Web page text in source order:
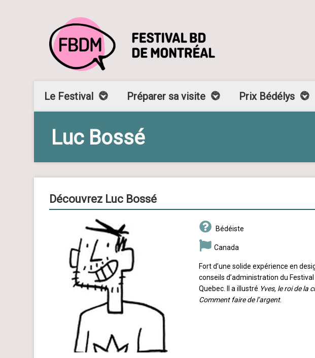
Le Festival Préparer sa visite Prix Bédélys
Luc Bossé
Découvrez Luc Bossé
Bédéiste
Canada
Fort d’une solide expérience en
conseils d’administration du
Quebec. Il a illustré Yves, le roi de la
Comment faire de l’argent.